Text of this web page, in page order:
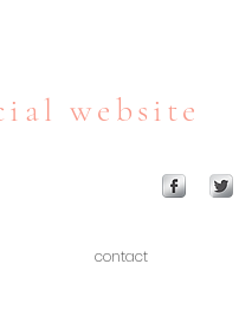
website
contact